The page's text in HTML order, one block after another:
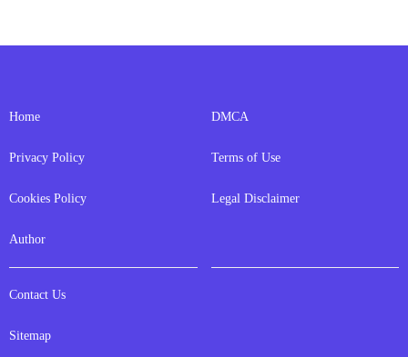
Home
Privacy Policy
Cookies Policy
Author
DMCA
Terms of Use
Legal Disclaimer
Contact Us
Sitemap